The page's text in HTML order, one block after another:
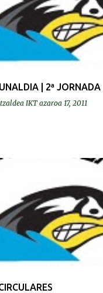
| 2ª JORNADA
IKTazaroa 17, 2011